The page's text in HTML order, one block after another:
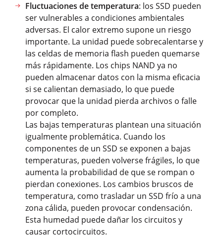
Fluctuaciones de temperatura: los SSD pueden
ser vulnerables a condiciones ambientales
adversas. El calor extremo supone un riesgo
importante. La unidad puede sobrecalentarse y
las celdas de memoria flash pueden quemarse
más rápidamente. Los chips NAND ya no
pueden almacenar datos con la misma eficacia
si se calientan demasiado, lo que puede
provocar que la unidad pierda archivos o falle
por completo.
Las bajas temperaturas plantean una situación
igualmente problemática. Cuando los
componentes de un SSD se exponen a bajas
temperaturas, pueden volverse frágiles, lo que
aumenta la probabilidad de que se rompan o
pierdan conexiones. Los cambios bruscos de
temperatura, como trasladar un SSD frío a una
zona cálida, pueden provocar condensación.
Esta humedad puede dañar los circuitos y
causar cortocircuitos.